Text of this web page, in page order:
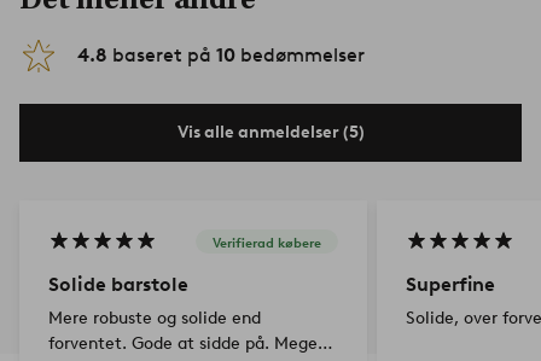
4.8 baseret på 10 bedømmelser
Vis alle anmeldelser (5)
Verifierad købere
Solide barstole
Mere robuste og solide end
forventet. Gode at sidde på. Meget
Superfine
Solide, over